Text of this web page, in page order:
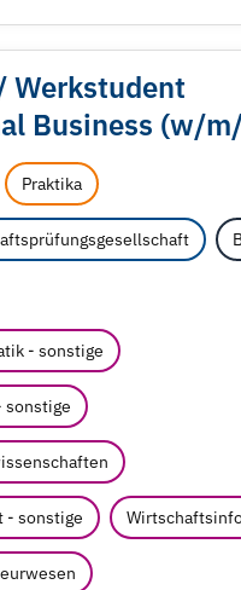
Werkstudent
Business (w/
Praktika
- sonstige
sonstige
- sonstige